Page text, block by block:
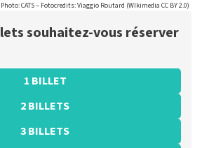
Photo: CATS – Fotocredits: Viaggio Routard (WIkimedia CC BY 2.0)
souhaitez-vous réserver
1 BILLET
2 BILLETS
3 BILLETS